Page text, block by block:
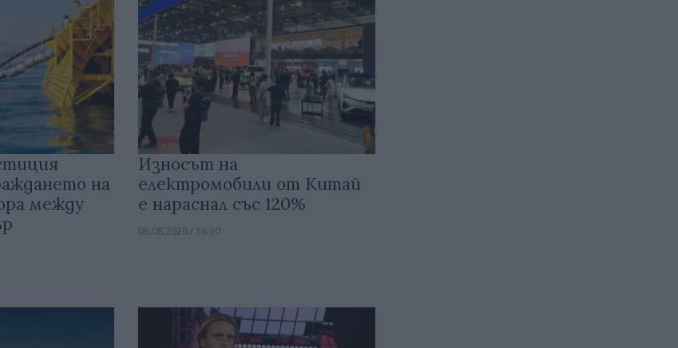
на
между
Износът на
електромобили от Китай
е нараснал със 120%
06.08.2026 / 16:30